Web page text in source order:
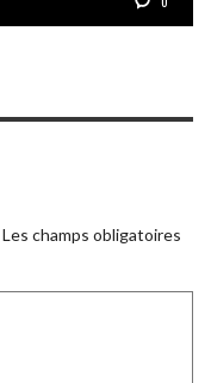
Les champs obligatoires